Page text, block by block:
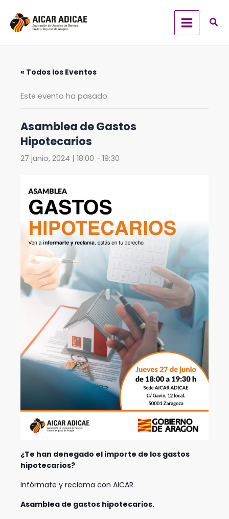
contenido
« Todos los Eventos
Este evento ha pasado.
Asamblea de Gastos
Hipotecarios
27 junio, 2024 | 18:00 - 19:30
¿Te han denegado el importe de los gastos
hipotecarios?
Infórmate y reclama con AICAR.
Asamblea de gastos hipotecarios.